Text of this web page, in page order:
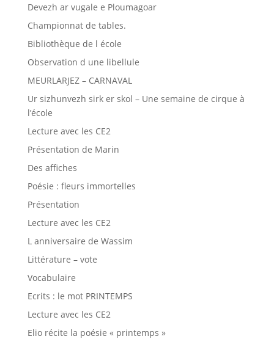
Devezh ar vugale e Ploumagoar
Championnat de tables.
Bibliothèque de l école
Observation d une libellule
MEURLARJEZ – CARNAVAL
Ur sizhunvezh sirk er skol – Une semaine de cirque à
l’école
Lecture avec les CE2
Présentation de Marin
Des affiches
Poésie : fleurs immortelles
Présentation
Lecture avec les CE2
L anniversaire de Wassim
Littérature – vote
Vocabulaire
Ecrits : le mot PRINTEMPS
Lecture avec les CE2
Elio récite la poésie « printemps »